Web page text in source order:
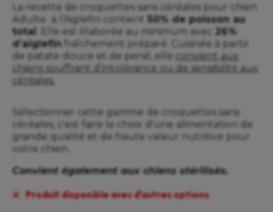
La recette de croquettes sans céréales pour chien
Adulte à l’Aiglefin contient 50% de poisson au
total . Elle est élaborée au minimum avec
26%
d’aiglefin fraîchement préparé. Cuisinée à partir
de patate douce et de persil, elle convient aux
chiens souffrant d’intolérance ou de sensibilité aux
céréales.
Sélectionner cette gamme de croquettes sans
céréales, c'est faire le choix d'une alimentation de
grande qualité et de haute valeur nutritive pour
votre chien.
Convient également aux chiens stérilisés.
Produit disponible avec d'autres options